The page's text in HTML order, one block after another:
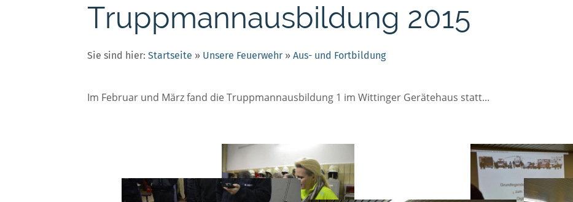
Truppmannausbildung 2015
Sie sind hier: Startseite » Unsere Feuerwehr » Aus- und Fortbildung
Im Februar und März fand die Truppmannausbildung 1 im Wittinger Gerätehaus statt...